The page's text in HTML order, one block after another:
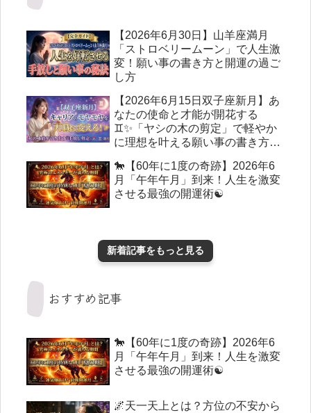
【2026年6月30日】山羊座満月
「ストロベリームーン」で人生激
変！願い事の書き方と開運の過ご
し方
【2026年6月15日双子座新月】あ
なたの使命と才能が開花する
♊✨「ヤシの木の剪定」で軽やか
に理想を叶える願い事の書き方＆
🐎【60年に1度の奇跡】2026年6
月「午年午月」到来！人生を激変
させる最強の開運術☯️
新着記事をもっと見る
おすすめ記事
🐎【60年に1度の奇跡】2026年6
月「午年午月」到来！人生を激変
させる最強の開運術☯️
🌌天一天上とは？方位の不安から